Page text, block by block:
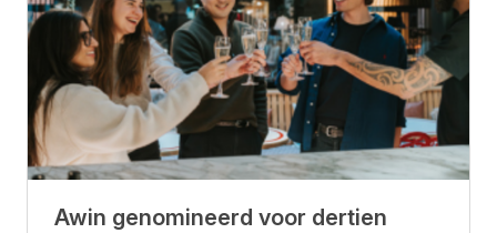
Awin genomineerd voor dertien